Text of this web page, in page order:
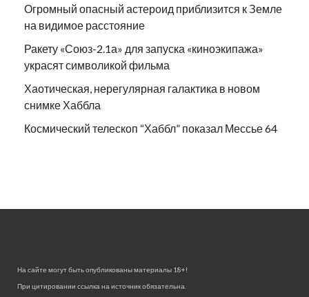
Огромный опасный астероид приблизится к Земле
на видимое расстояние
Ракету «Союз-2.1а» для запуска «киноэкипажа»
украсят символикой фильма
Хаотическая, нерегулярная галактика в новом
снимке Хаббла
Космический телескоп “Хаббл” показал Мессье 64
На сайте могут быть опубликованы материалы 18+!
При цитировании ссылка на источник обязательна.